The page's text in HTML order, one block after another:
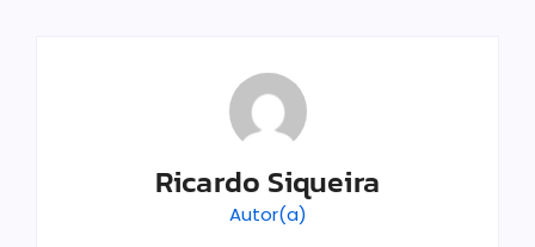
Ricardo Siqueira
Autor(a)